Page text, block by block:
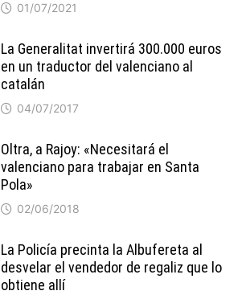
01/07/2021
La Generalitat invertirá 300.000 euros
en un traductor del valenciano al
catalán
04/07/2017
Oltra, a Rajoy: «Necesitará el
valenciano para trabajar en Santa
Pola»
02/06/2018
La Policía precinta la Albufereta al
desvelar el vendedor de regaliz que lo
obtiene allí